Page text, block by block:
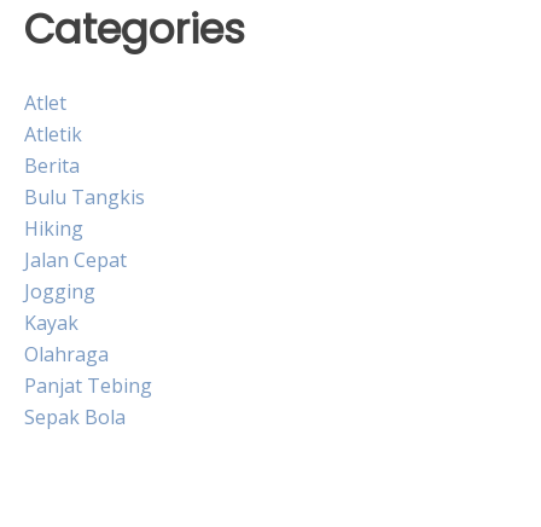
Categories
Atlet
Atletik
Berita
Bulu Tangkis
Hiking
Jalan Cepat
Jogging
Kayak
Olahraga
Panjat Tebing
Sepak Bola